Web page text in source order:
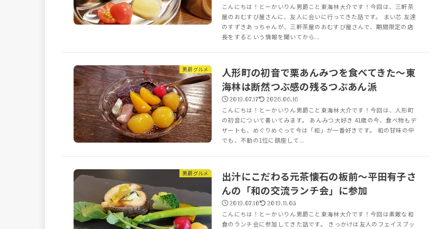
こんにちは！とーかいりん男爵こと東海林大介です！今回は、三軒茶
屋のおむすび屋さんに、友人に会いに行ってきた話です。 まい芯 友達
のすずきあっちゃんが、三軒茶屋のおむすび屋さんで、期間限定の店
長をするという情報を聞いてから...
男爵グルメ
人形町の初音で栗あんみつを食べてきた～東
海林は断然つぶ感の残るつぶあん派
2019.07.17 2026.06.16
こんにちは！とーかいりん男爵こと東海林大介です！今回は、人形町
の初音について書いてみます。 あんみつ大好き 41歳の今、食べ物もデ
ザートも、めぐりめぐって今は「和」が一番好きです。 和の甘味の中
でも、不動の1位に鎮座して...
男爵グルメ
出汁にこだわる元茶懐石の板前～平田有子さ
んの「和の交流ランチ会」に参加
2019.07.10 2019.11.03
こんにちは！とーかいりん男爵こと東海林大介です！今回は素敵な和
食のランチ会に参加してきた話です。 きっかけは友人のフェイスブッ